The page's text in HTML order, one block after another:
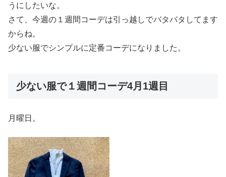
うにしたいな。
さて、今週の１週間コーデは引っ越しでバタバタしてます
からね。
少ない服でシンプルに定番コーデになりました。
少ない服で１週間コーデ4月1週目
月曜日。